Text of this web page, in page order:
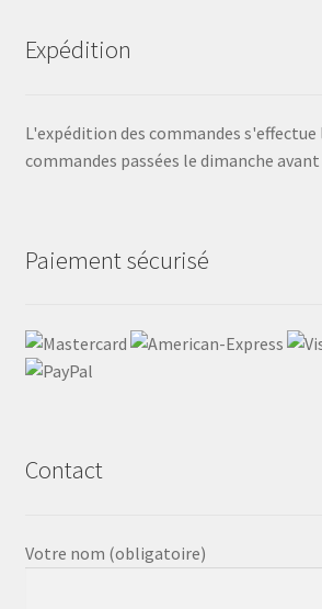
Expédition
L'expédition des commandes
commandes passées le dimanche
Paiement sécurisé
Contact
Votre nom (obligatoire)